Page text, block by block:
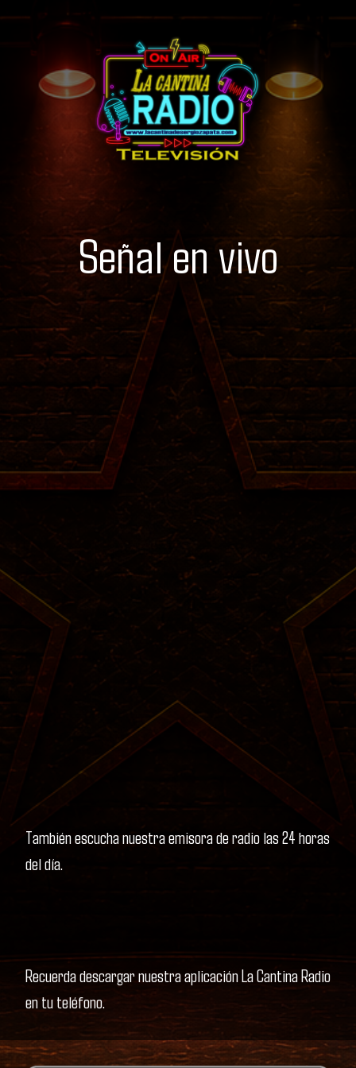
Señal en vivo
También escucha nuestra emisora de radio las 24 horas
del día.
Recuerda descargar nuestra aplicación La Cantina Radio
en tu teléfono.